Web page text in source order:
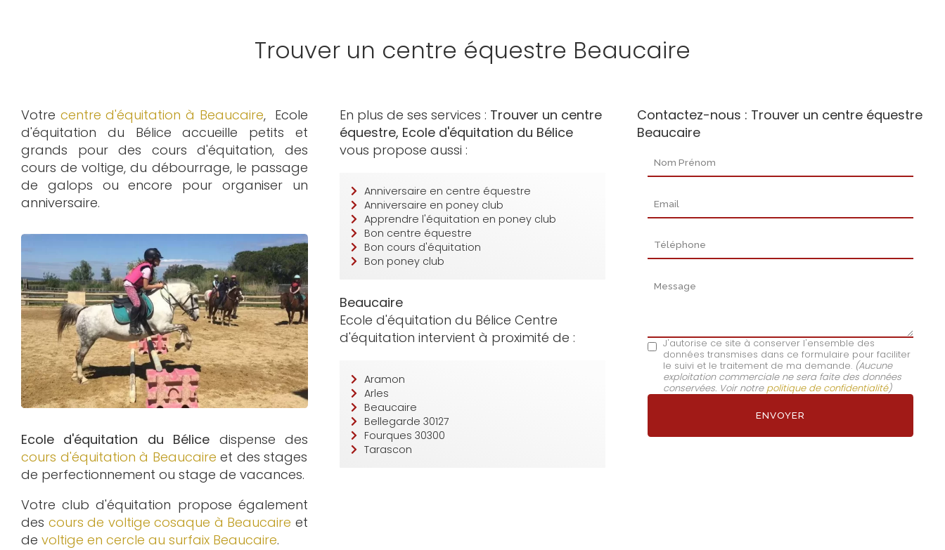
Trouver un centre équestre Beaucaire
Votre centre d'équitation à Beaucaire, Ecole
d'équitation du Bélice accueille petits et
grands pour des cours d'équitation, des
cours de voltige, du débourrage, le passage
de galops ou encore pour organiser un
anniversaire.
Ecole d'équitation du Bélice dispense des
cours d'équitation à Beaucaire et des stages
de perfectionnement ou stage de vacances.
Votre club d'équitation propose également
des cours de voltige cosaque à Beaucaire et
de voltige en cercle au surfaix Beaucaire.
En plus de ses services : Trouver un centre
équestre, Ecole d'équitation du Bélice
vous propose aussi :
Anniversaire en centre équestre
Anniversaire en poney club
Apprendre l'équitation en poney club
Bon centre équestre
Bon cours d'équitation
Bon poney club
Beaucaire
Ecole d'équitation du Bélice Centre
d'équitation intervient à proximité de :
Aramon
Arles
Beaucaire
Bellegarde 30127
Fourques 30300
Tarascon
Contactez-nous : Trouver un centre équestre
Beaucaire
Nom Prénom
Email
Téléphone
Message
J'autorise ce site à conserver l'ensemble des
données transmises dans ce formulaire pour faciliter
le suivi et le traitement de ma demande. (Aucune
exploitation commerciale ne sera faite des données
conservées. Voir notre politique de confidentialité)